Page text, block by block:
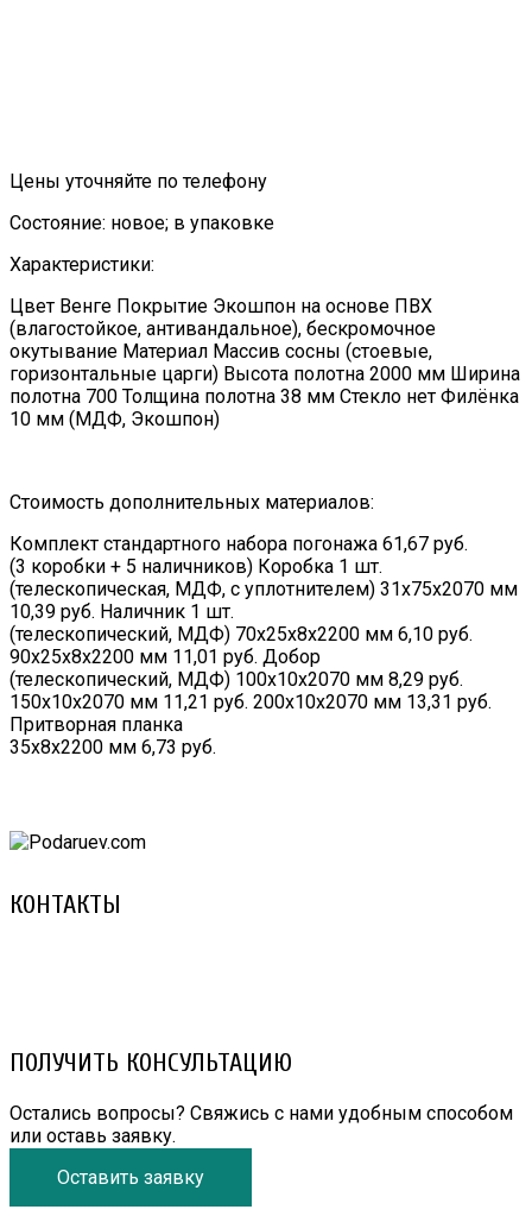
Цены уточняйте по телефону
Состояние: новое; в упаковке
Характеристики:
Цвет Венге Покрытие Экошпон на основе ПВХ
(влагостойкое, антивандальное), бескромочное
окутывание Материал Массив сосны (стоевые,
горизонтальные царги) Высота полотна 2000 мм Ширина
полотна 700 Толщина полотна 38 мм Стекло нет Филёнка
10 мм (МДФ, Экошпон)
Стоимость дополнительных материалов:
Комплект стандартного набора погонажа 61,67 руб.
(3 коробки + 5 наличников) Коробка 1 шт.
(телескопическая, МДФ, с уплотнителем) 31х75х2070 мм
10,39 руб. Наличник 1 шт.
(телескопический, МДФ) 70х25х8х2200 мм 6,10 руб.
90х25х8х2200 мм 11,01 руб. Добор
(телескопический, МДФ) 100х10х2070 мм 8,29 руб.
150х10х2070 мм 11,21 руб. 200х10х2070 мм 13,31 руб.
Притворная планка
35х8х2200 мм 6,73 руб.
КОНТАКТЫ
ПОЛУЧИТЬ КОНСУЛЬТАЦИЮ
Остались вопросы? Свяжись с нами удобным способом
или оставь заявку.
Оставить заявку